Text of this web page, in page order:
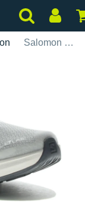
Salomon S/Lab Pulsar Damen